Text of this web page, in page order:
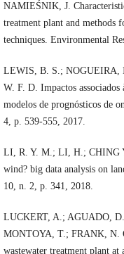
NAMIEŚNIK, J.
treatment plant and methods
techniques. Environmental
LEWIS, B. S.; NOGUEIRA,
W. F. D. Impactos associados
modelos de prognósticos de
4, p. 539-555, 2017.
LI, R. Y. M.; LI, H.; CHING
wind? big data analysis on
10, n. 2, p. 341, 2018.
LUCKERT, A.; AGUADO,
MONTOYA, T.; FRANK, N.
wastewater treatment plant at